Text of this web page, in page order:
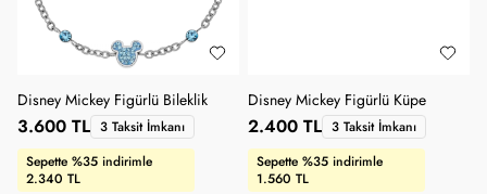
Disney Mickey Figürlü Bileklik
Sepette %35 indirimle
2.340 TL
3.600 TL 3 Taksit İmkanı
Disney Mickey Figürlü Küpe
Sepette %35 indirimle
1.560 TL
2.400 TL 3 Taksit İmkanı